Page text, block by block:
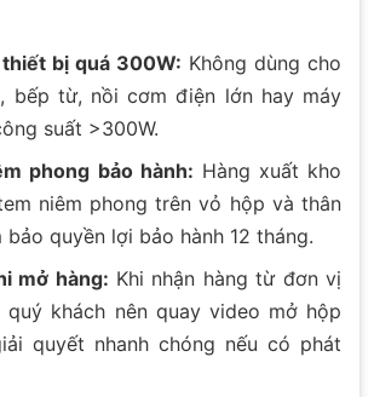
bị quá 300W: Không dùng cho
bếp từ, nồi cơm điện lớn hay máy
suất >300W.
phong bảo hành: Hàng xuất kho
niêm phong trên vỏ hộp và thân
bảo quyền lợi bảo hành 12 tháng.
mở hàng: Khi nhận hàng từ đơn vị
quý khách nên quay video mở hộp
quyết nhanh chóng nếu có phát